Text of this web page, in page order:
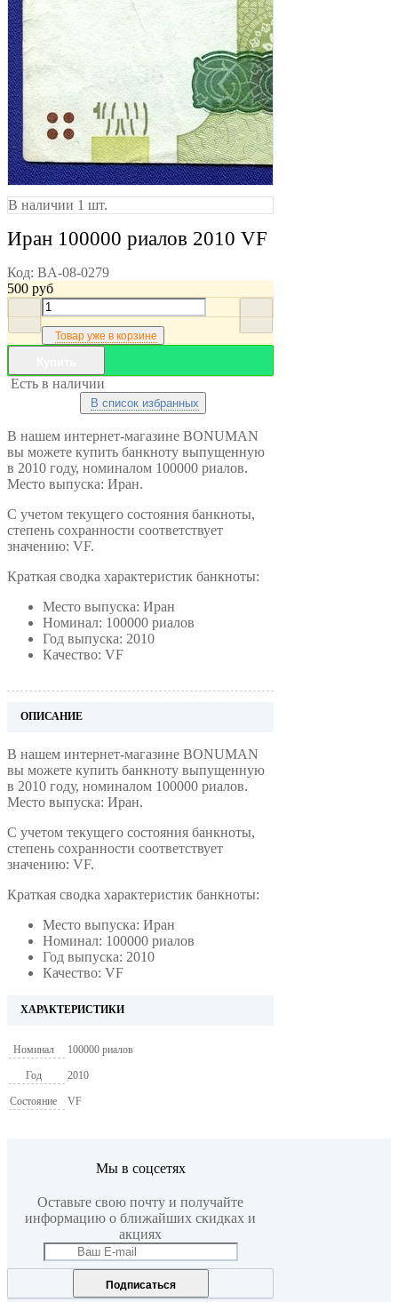
В наличии 1 шт.
Иран 100000 риалов 2010 VF
Код: BA-08-0279
500 руб
Товар уже в корзине
Есть в наличии
В список избранных
В нашем интернет-магазине BONUMAN
вы можете купить банкноту выпущенную
в 2010 году, номиналом 100000 риалов.
Место выпуска: Иран.
С учетом текущего состояния банкноты,
степень сохранности соответствует
значению: VF.
Краткая сводка характеристик банкноты:
Место выпуска: Иран
Номинал: 100000 риалов
Год выпуска: 2010
Качество: VF
ОПИСАНИЕ
В нашем интернет-магазине BONUMAN
вы можете купить банкноту выпущенную
в 2010 году, номиналом 100000 риалов.
Место выпуска: Иран.
С учетом текущего состояния банкноты,
степень сохранности соответствует
значению: VF.
Краткая сводка характеристик банкноты:
Место выпуска: Иран
Номинал: 100000 риалов
Год выпуска: 2010
Качество: VF
ХАРАКТЕРИСТИКИ
Номинал 100000 риалов
Год 2010
Состояние VF
Мы в соцсетях
Оставьте свою почту и получайте
информацию о ближайших скидках и
акциях
Подписаться